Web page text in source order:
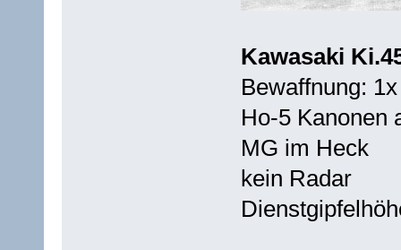
Kawasaki
Bewaffnung:
Ho-5 Kanonen
MG im Heck
kein Radar